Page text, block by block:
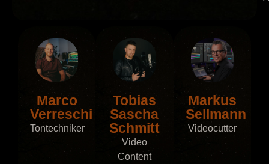
Marco
Verreschi
Tontechniker
Tobias
Sascha
Schmitt
Video
Content
Markus
Sellmann
Videocutter